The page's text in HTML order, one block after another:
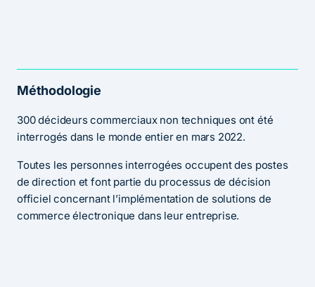
Méthodologie
300 décideurs commerciaux non techniques ont été
interrogés dans le monde entier en mars 2022.
Toutes les personnes interrogées occupent des postes
de direction et font partie du processus de décision
officiel concernant l’implémentation de solutions de
commerce électronique dans leur entreprise.